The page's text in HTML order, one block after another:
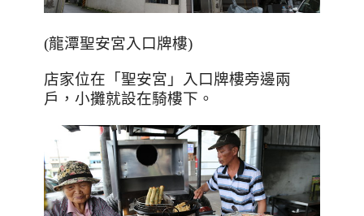
(龍潭聖安宮入口牌樓)
店家位在「聖安宮」入口牌樓旁邊兩
戶，小攤就設在騎樓下。